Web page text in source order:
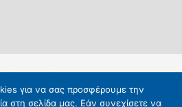
για να σας προσφέρουμε την
στη σελίδα μας. Εάν συνεχίσετε να
Knowledge A.E.